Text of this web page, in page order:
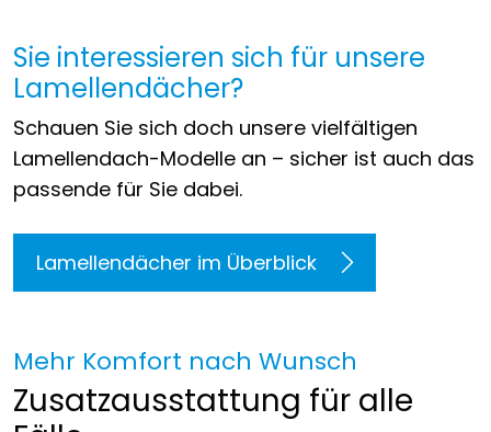
Sie interessieren sich für unsere
Lamellendächer?
Schauen Sie sich doch unsere vielfältigen
Lamellendach-Modelle an – sicher ist auch das
passende für Sie dabei.
Lamellendächer im Überblick
Mehr Komfort nach Wunsch
Zusatzausstattung für alle